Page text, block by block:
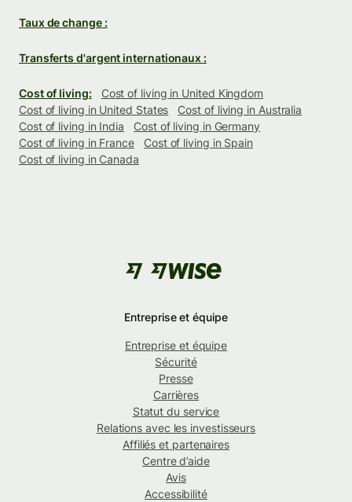
Taux de change :
Transferts d'argent internationaux :
Cost of living:
Cost of living in United Kingdom
Cost of living in United States
Cost of living in Australia
Cost of living in India
Cost of living in Germany
Cost of living in France
Cost of living in Spain
Cost of living in Canada
Entreprise et équipe
Entreprise et équipe
Sécurité
Presse
Carrières
Statut du service
Relations avec les investisseurs
Affiliés et partenaires
Centre d’aide
Avis
Accessibilité